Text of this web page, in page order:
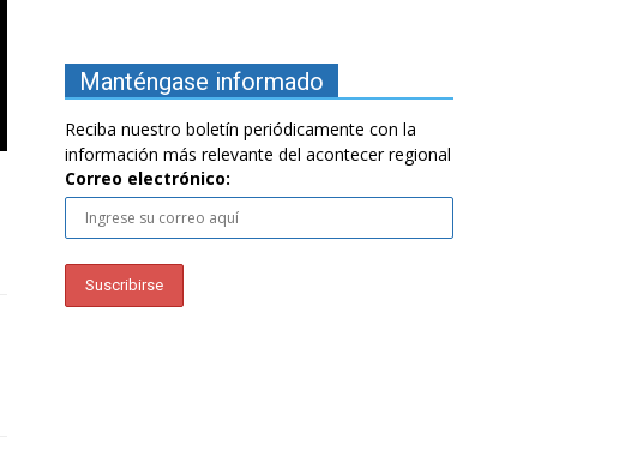
Manténgase informado
Reciba nuestro boletín periódicamente con la
información más relevante del acontecer regional
Correo electrónico: